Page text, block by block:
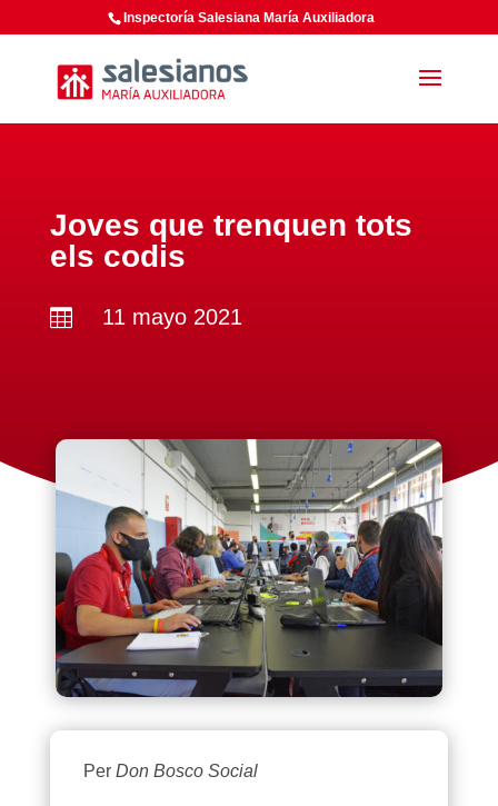
Inspectoría Salesiana María Auxiliadora
Joves que trenquen tots
els codis
 11 mayo 2021
Per Don Bosco Social